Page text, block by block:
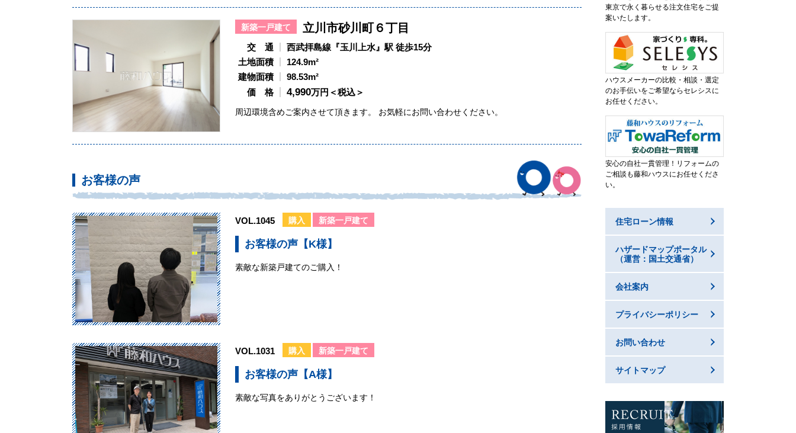
新築一戸建て 立川市砂川町６丁目
交 通
西武拝島線『玉川上水』駅 徒歩15分
土地面積
124.9m²
建物面積
98.53m²
価 格
4,990万円＜税込＞
周辺環境含めご案内させて頂きます。 お気軽にお問い合わせください。
お客様の声
VOL.1045 購入 新築一戸建て
お客様の声【K様】
素敵な新築戸建てのご購入！
VOL.1031 購入 新築一戸建て
お客様の声【A様】
素敵な写真をありがとうございます！
東京で永く暮らせる注文住宅をご提
案いたします。
ハウスメーカーの比較・相談・選定
のお手伝いをご希望ならセレシスに
お任せください。
安心の自社一貫管理！リフォームの
ご相談も藤和ハウスにお任せくださ
い。
住宅ローン情報
ハザードマップポータル
（運営：国土交通省）
会社案内
プライバシーポリシー
お問い合わせ
サイトマップ